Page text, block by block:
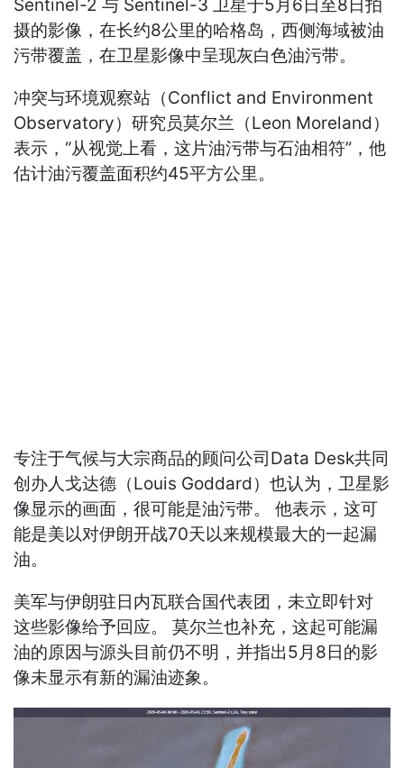
Sentinel-2 与 Sentinel-3 卫星于5月6日至8日拍
摄的影像，在长约8公里的哈格岛，西侧海域被油
污带覆盖，在卫星影像中呈现灰白色油污带。
冲突与环境观察站（Conflict and Environment
Observatory）研究员莫尔兰（Leon Moreland）
表示，“从视觉上看，这片油污带与石油相符”，他
估计油污覆盖面积约45平方公里。
专注于气候与大宗商品的顾问公司Data Desk共同
创办人戈达德（Louis Goddard）也认为，卫星影
像显示的画面，很可能是油污带。 他表示，这可
能是美以对伊朗开战70天以来规模最大的一起漏
油。
美军与伊朗驻日内瓦联合国代表团，未立即针对
这些影像给予回应。 莫尔兰也补充，这起可能漏
油的原因与源头目前仍不明，并指出5月8日的影
像未显示有新的漏油迹象。